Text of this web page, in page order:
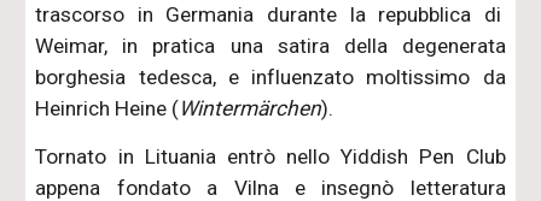
trascorso in Germania durante la repubblica di
Weimar, in pratica una satira della degenerata
borghesia tedesca, e influenzato moltissimo da
Heinrich Heine (Wintermärchen).
Tornato in Lituania entrò nello Yiddish Pen Club
appena fondato a Vilna e insegnò letteratura